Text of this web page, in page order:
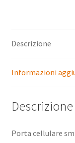
Descrizione
Informazioni
Descrizione
Porta cellulare